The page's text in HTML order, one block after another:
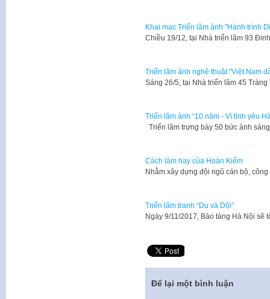
Khai mạc Triển lãm ảnh "Hành trình
Chiều 19/12, tại Nhà triển lãm 93
Triển lãm ảnh nghệ thuật "Việt Nam
Sáng 26/5, tại Nhà triển lãm 45
Triển lãm ảnh “10 năm - Vì tình yêu
Triển lãm trưng bày 50 bức ảnh
Cách làm hay của Hoàn Kiếm
Nhằm xây dựng đội ngũ cán bộ,
Triển lãm tranh “Du và Dội”
Ngày 9/11/2017, Bảo tàng Hà Nội
Để lại một bình luận